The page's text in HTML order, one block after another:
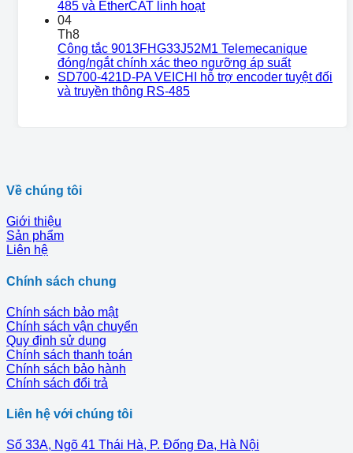
485 và EtherCAT linh hoạt
04
Th8
Công tắc 9013FHG33J52M1 Telemecanique
đóng/ngắt chính xác theo ngưỡng áp suất
SD700-421D-PA VEICHI hỗ trợ encoder tuyệt đối
và truyền thông RS-485
Về chúng tôi
Giới thiệu
Sản phẩm
Liên hệ
Chính sách chung
Chính sách bảo mật
Chính sách vận chuyển
Quy định sử dụng
Chính sách thanh toán
Chính sách bảo hành
Chính sách đổi trả
Liên hệ với chúng tôi
Số 33A, Ngõ 41 Thái Hà, P. Đống Đa, Hà Nội